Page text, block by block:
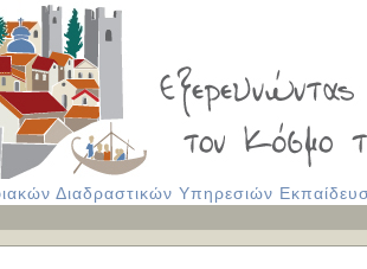
Διαδραστικών Υπηρεσιών